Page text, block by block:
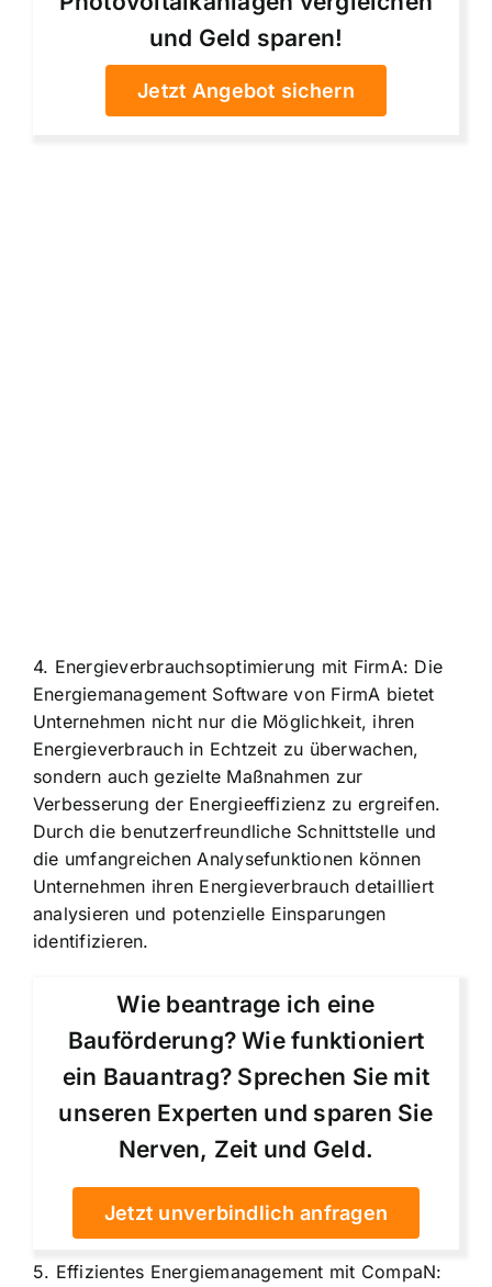
und Geld sparen!
Jetzt Angebot sichern
4. Energieverbrauchsoptimierung mit FirmA: Die
Energiemanagement Software von FirmA bietet
Unternehmen nicht nur die Möglichkeit, ihren
Energieverbrauch in Echtzeit zu überwachen,
sondern auch gezielte Maßnahmen zur
Verbesserung der Energieeffizienz zu ergreifen.
Durch die benutzerfreundliche Schnittstelle und
die umfangreichen Analysefunktionen können
Unternehmen ihren Energieverbrauch detailliert
analysieren und potenzielle Einsparungen
identifizieren.
Wie beantrage ich eine
Bauförderung? Wie funktioniert
ein Bauantrag? Sprechen Sie mit
unseren Experten und sparen Sie
Nerven, Zeit und Geld.
Jetzt unverbindlich anfragen
5. Effizientes Energiemanagement mit CompaN: